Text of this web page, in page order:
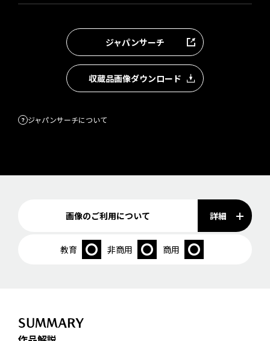
ジャパンサーチ
収蔵品画像ダウンロード
ジャパンサーチについて
画像のご利用について 詳細
教育 非商用 商用
SUMMARY